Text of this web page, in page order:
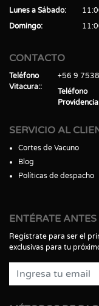
Lunes a Sábado
Domingo
CONTACTO
Teléfono
Vitacura:
+56 9
Teléfono
SERVICIO AL
Cortes de Vacuno
Blog
Políticas de despacho
ENTÉRATE
Regístrate para ser el
exclusivas para tu